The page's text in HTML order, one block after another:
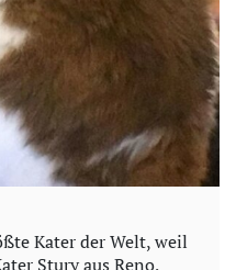
Kater der Welt, weil
Stury aus Reno,